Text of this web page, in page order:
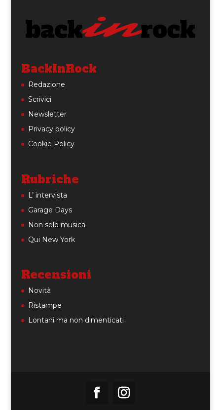
BackInRock
Redazione
Scrivici
Newsletter
Privacy policy
Cookie Policy
Rubriche
L’ intervista
Garage Days
Non solo musica
Qui New York
Recensioni
Novità
Ristampe
Lontani ma non dimenticati